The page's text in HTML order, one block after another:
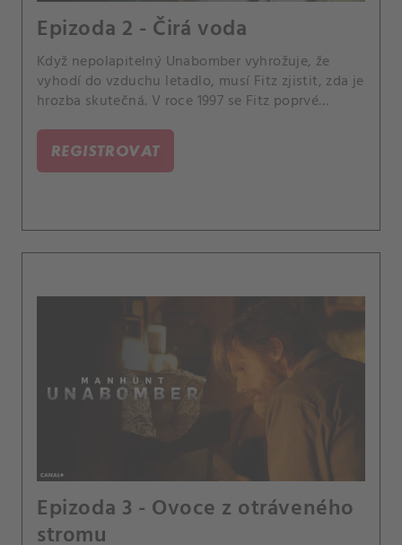
Epizoda 2 - Čirá voda
Když nepolapitelný Unabomber vyhrožuje, že
vyhodí do vzduchu letadlo, musí Fitz zjistit, zda je
hrozba skutečná. V roce 1997 se Fitz poprvé
REGISTROVAT
Epizoda 3 - Ovoce z otráveného
stromu